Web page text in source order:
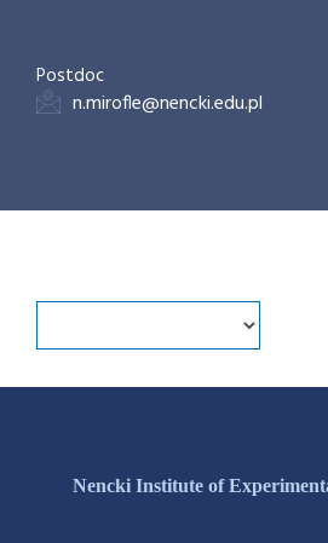
Postdoc
n.mirofle@nencki.edu.pl
Nencki Institute of